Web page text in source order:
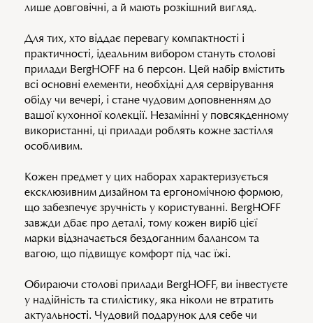
лише довговічні, а й мають розкішний вигляд.
Для тих, хто віддає перевагу компактності і
практичності, ідеальним вибором стануть столові
прилади BergHOFF на 6 персон. Цей набір вмістить
всі основні елементи, необхідні для сервірування
обіду чи вечері, і стане чудовим доповненням до
вашої кухонної колекції. Незамінні у повсякденному
використанні, ці прилади роблять кожне застілля
особливим.
Кожен предмет у цих наборах характеризується
ексклюзивним дизайном та ергономічною формою,
що забезпечує зручність у користуванні. BergHOFF
завжди дбає про деталі, тому кожен виріб цієї
марки відзначається бездоганним балансом та
вагою, що підвищує комфорт під час їжі.
Обираючи столові прилади BergHOFF, ви інвестуєте
у надійність та стилістику, яка ніколи не втратить
актуальності. Чудовий подарунок для себе чи